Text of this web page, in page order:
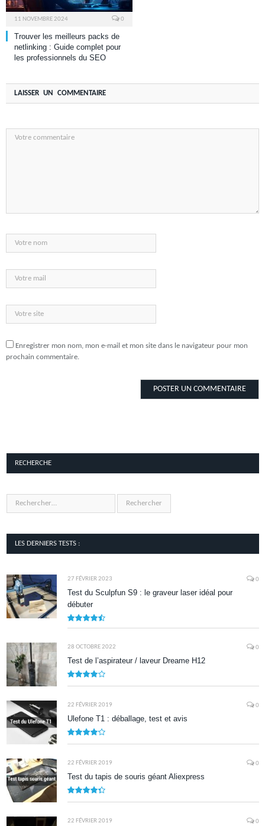
11 NOVEMBRE 2024 0
Trouver les meilleurs packs de
netlinking : Guide complet pour
les professionnels du SEO
LAISSER UN COMMENTAIRE
Enregistrer mon nom, mon e-mail et mon site dans le navigateur pour mon
prochain commentaire.
RECHERCHE
LES DERNIERS TESTS :
27 FÉVRIER 2023 0
Test du Sculpfun S9 : le graveur laser idéal pour
débuter
28 OCTOBRE 2022 0
Test de l’aspirateur / laveur Dreame H12
22 FÉVRIER 2019 0
Ulefone T1 : déballage, test et avis
22 FÉVRIER 2019 0
Test du tapis de souris géant Aliexpress
22 FÉVRIER 2019 0